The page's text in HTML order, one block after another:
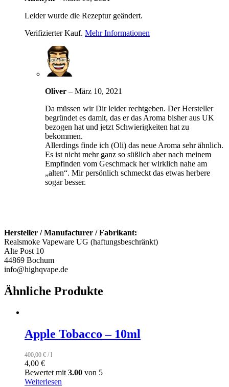
Leider wurde die Rezeptur geändert.
Verifizierter Kauf. Mehr Informationen
Oliver – März 10, 2021
Da müssen wir Dir leider rechtgeben. Der Hersteller
begründet es damit, das er das Aroma bisher aus UK
bezogen hat und jetzt Schwierigkeiten hat zu
bekommen.
Allerdings finde ich (Oli) das neue Aroma sehr ähnlich.
Es ist nicht mehr ganz so süßlich aber nach meinem
Empfinden vom Geschmack her wirklich nahe am
„alten“. Mir persönlich schmeckt das etwas herbere
sogar besser.
Hersteller / Manufacturer / Fabrikant:
Realsmoke Vapeware UG (haftungsbeschränkt)
Alte Post 10
44869 Bochum
info@highqvape.de
Ähnliche Produkte
Apple Tobacco – 10ml
400,00 € /l
4,00 €
Bewertet mit 3.00 von 5
Weiterlesen